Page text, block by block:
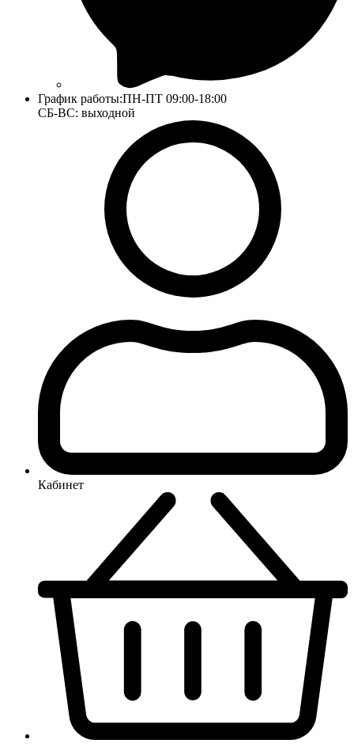
График работы:ПН-ПТ 09:00-18:00
СБ-ВС: выходной
Кабинет